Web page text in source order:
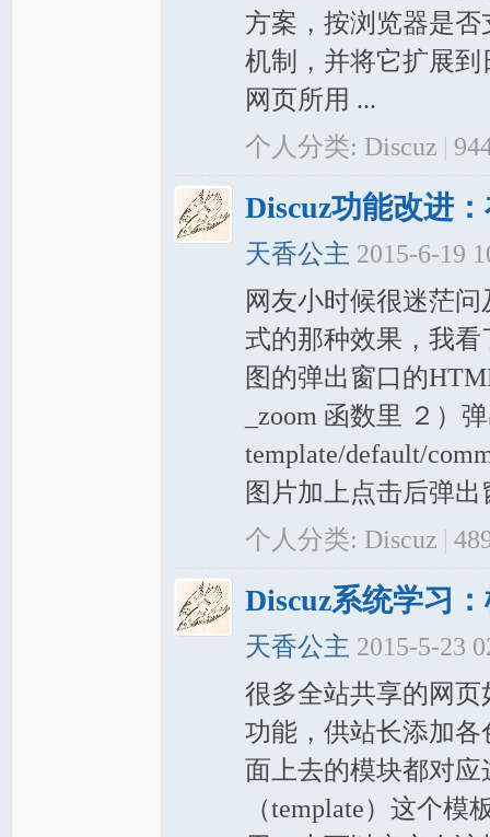
方案，按浏览器是否
机制，并将它扩展
网页所用 ...
个人分类: Discuz |
Discuz功能改进
天香公主 2015-6-19
网友小时候很迷茫
式的那种效果，我
图的弹出窗口的
_zoom 函数里 ２）
template/default/
图片加上点击后弹出
个人分类: Discuz |
Discuz系统学习
天香公主 2015-5-23
很多全站共享的网
功能，供站长添加
面上去的模块都对
（template）这个